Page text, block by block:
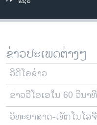
ລາຍການກະຈາຍສຽງ
ລາຍງານ
ຕິດຕາມພວກເຮົາ ທີ່
ພາສາຕ່າງໆ
ຂ່າວປະເພດຕ່າງໆ
ວີດີໂອຂ່າວ
ຂ່າວວີໂອເອໃນ 60 ວິນາທີ
ວິທະຍາສາດ-ເທັກໂນໂລຈີ